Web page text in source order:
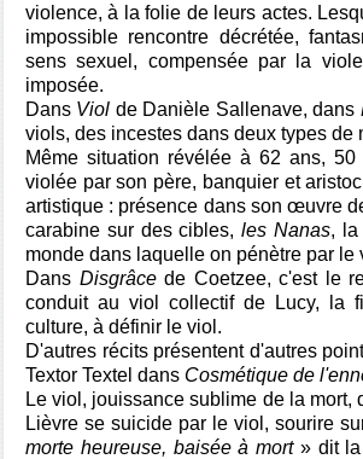
violence, à la folie de leurs actes.
impossible rencontre décrétée,
sens sexuel, compensée par la
imposée.
Dans Viol de Danièle Sallenave, dans
viols, des incestes dans deux types
Même situation révélée à 62 ans,
violée par son père, banquier et
artistique : présence dans son œuvre
carabine sur des cibles, les Nanas, la
monde dans laquelle on pénètre par le
Dans Disgrâce de Coetzee, c'est le
conduit au viol collectif de Lucy, la
culture, à définir le viol.
D'autres récits présentent d'autres
Textor Textel dans Cosmétique de
Le viol, jouissance sublime de la mort,
Lièvre se suicide par le viol, sourire
morte heureuse, baisée à mort» dit la